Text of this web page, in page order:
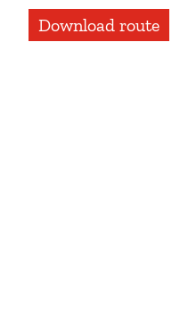
Download route